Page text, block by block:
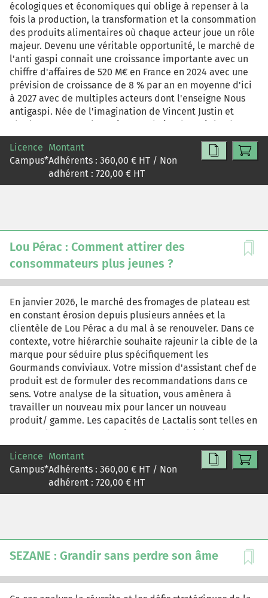
écologiques et économiques qui oblige à repenser à la
fois la production, la transformation et la consommation
des produits alimentaires où chaque acteur joue un rôle
majeur. Devenu une véritable opportunité, le marché de
l'anti gaspi connait une croissance importante avec un
chiffre d'affaires de 520 M€ en France en 2024 avec une
prévision de croissance de 8 % par an en moyenne d'ici
à 2027 avec de multiples acteurs dont l'enseigne Nous
antigaspi. Née de l'imagination de Vincent Justin et
Charles Lottmann, l'enseigne souhaite devenir le réseau
de référence de marché de l'anti gaspi afin de
contribuer activement à résoudre ce problème.
Licence
Campus*
Montant
Adhérents : 360,00 € HT / Non
adhérent : 720,00 € HT
Lou Pérac : Comment attirer des
consommateurs plus jeunes ?
En janvier 2026, le marché des fromages de plateau est
en constant érosion depuis plusieurs années et la
clientèle de Lou Pérac a du mal à se renouveler. Dans ce
contexte, votre hiérarchie souhaite rajeunir la cible de la
marque pour séduire plus spécifiquement les
Gourmands conviviaux. Votre mission d'assistant chef de
produit est de formuler des recommandations dans ce
sens. Votre analyse de la situation, vous amènera à
travailler un nouveau mix pour lancer un nouveau
produit/ gamme. Les capacités de Lactalis sont telles en
termes de R&D et production que de multiples recettes
peuvent être rapidement développées pour répondre
aux besoins de cette nouvelle cible.
Licence
Campus*
Montant
Adhérents : 360,00 € HT / Non
adhérent : 720,00 € HT
SEZANE : Grandir sans perdre son âme